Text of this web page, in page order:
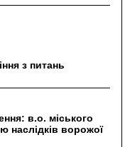
з питань
в.о. міського
наслідків ворожої